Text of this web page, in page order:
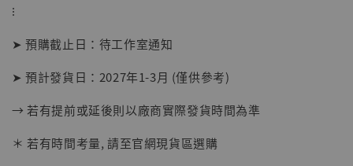
摩 [7STARS Studio]
⁝
➤ 預購截止日：待工作室通知
➤ 預計發貨日：2027年1-3月 (僅供參考)
→ 若有提前或延後則以廠商實際發貨時間為準
＊ 若有時間考量, 請至官網現貨區選購